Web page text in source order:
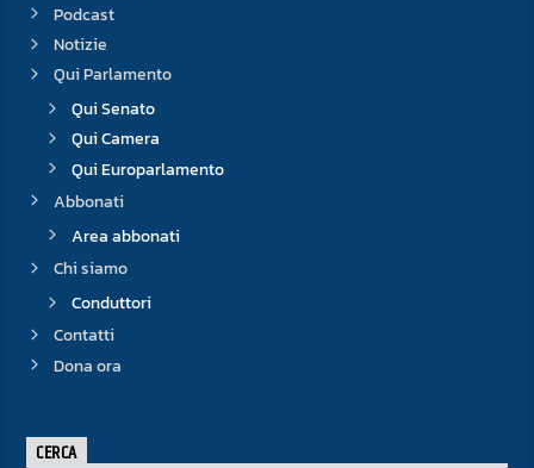
Podcast
Notizie
Qui Parlamento
Qui Senato
Qui Camera
Qui Europarlamento
Abbonati
Area abbonati
Chi siamo
Conduttori
Contatti
Dona ora
CERCA